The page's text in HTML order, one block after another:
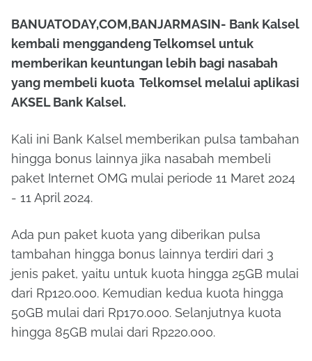
BANUATODAY,COM,BANJARMASIN- Bank Kalsel
kembali menggandeng Telkomsel untuk
memberikan keuntungan lebih bagi nasabah
yang membeli kuota Telkomsel melalui aplikasi
AKSEL Bank Kalsel.
Kali ini Bank Kalsel memberikan pulsa tambahan
hingga bonus lainnya jika nasabah membeli
paket Internet OMG mulai periode 11 Maret 2024
- 11 April 2024.
Ada pun paket kuota yang diberikan pulsa
tambahan hingga bonus lainnya terdiri dari 3
jenis paket, yaitu untuk kuota hingga 25GB mulai
dari Rp120.000. Kemudian kedua kuota hingga
50GB mulai dari Rp170.000. Selanjutnya kuota
hingga 85GB mulai dari Rp220.000.